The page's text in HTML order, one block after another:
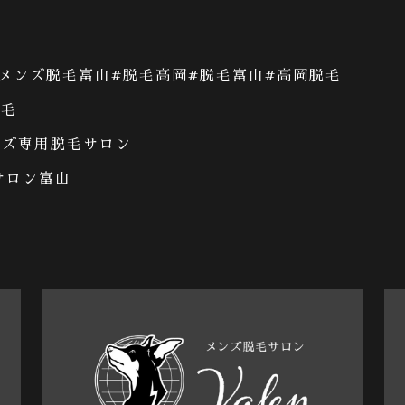
ンズ脱毛富山 #脱毛高岡 #脱毛富山 #高岡脱毛
専用脱毛サロン
ン富山